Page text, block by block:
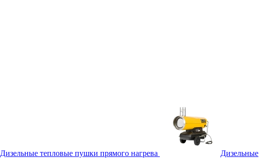
Дизельные тепловые пушки прямого нагрева
Дизельные